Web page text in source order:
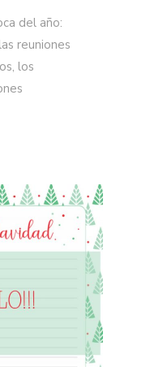
del año:
reuniones
los